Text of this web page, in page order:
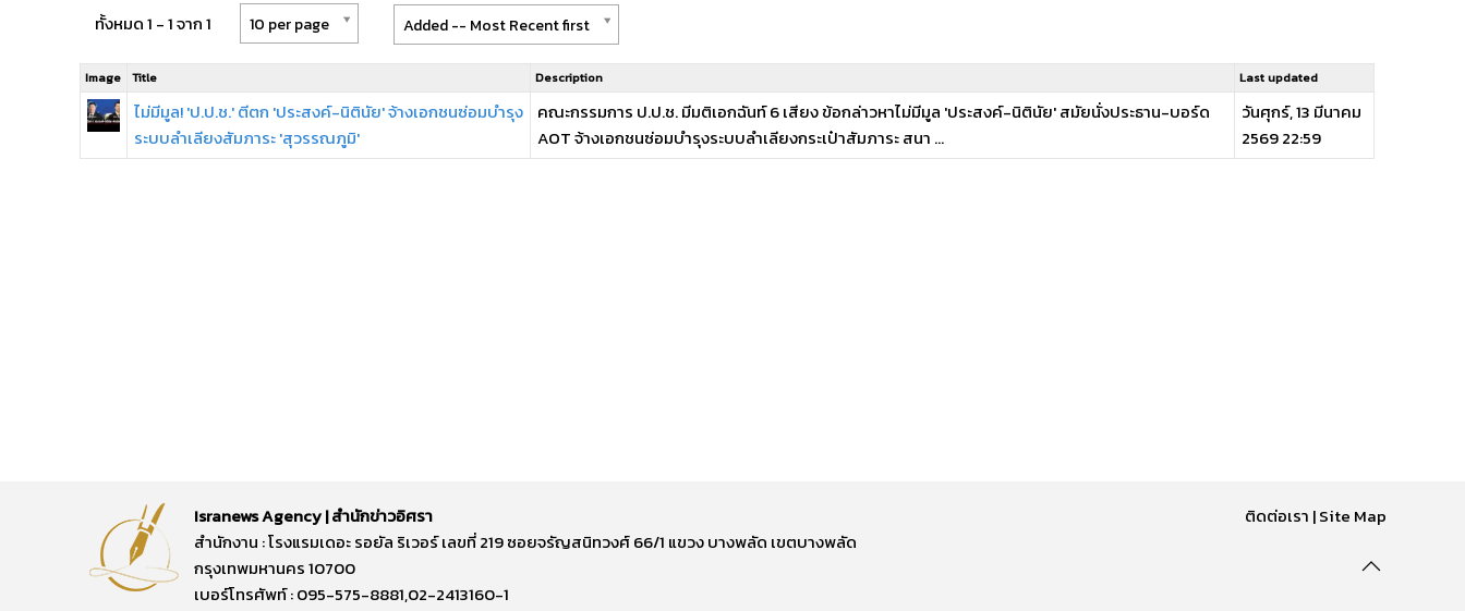
ทั้งหมด 1 - 1 จาก 1 10 per page Added -- Most Recent first
Image Title Description Last updated
ไม่มีมูล! 'ป.ป.ช.' ตีตก 'ประสงค์-นิตินัย' จ้างเอกชนซ่อมบำรุง
ระบบลำเลียงสัมภาระ 'สุวรรณภูมิ'
คณะกรรมการ ป.ป.ช. มีมติเอกฉันท์ 6 เสียง ข้อกล่าวหาไม่มีมูล 'ประสงค์-นิตินัย' สมัยนั่งประธาน-บอร์ด
AOT จ้างเอกชนซ่อมบำรุงระบบลำเลียงกระเป๋าสัมภาระ สนา ...
วันศุกร์, 13 มีนาคม
2569 22:59
Isranews Agency | สำนักข่าวอิศรา
สำนักงาน : โรงแรมเดอะ รอยัล ริเวอร์ เลขที่ 219 ซอยจรัญสนิทวงศ์ 66/1 แขวง บางพลัด เขตบางพลัด
กรุงเทพมหานคร 10700
เบอร์โทรศัพท์ : 095-575-8881,02-2413160-1
ติดต่อเรา |Site Map